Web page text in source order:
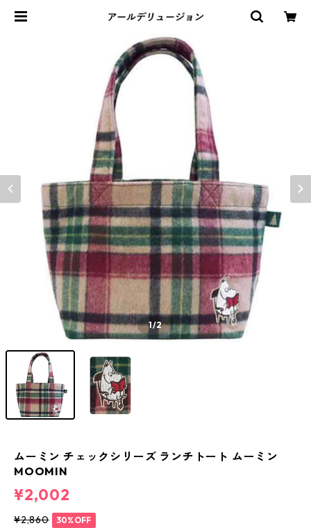
1/2
ムーミン チェックシリーズ ランチトート ムーミン
MOOMIN
¥2,002
¥2,860
30%OFF